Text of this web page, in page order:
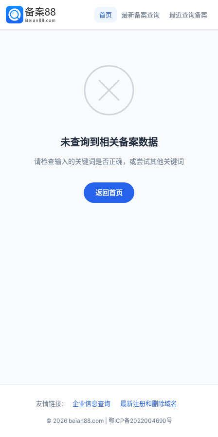
首页 最新备案查询 最近查询备案
未查询到相关备案数据
请检查输入的关键词是否正确，或尝试其他关键词
返回首页
友情链接： 企业信息查询 最新注册和删除域名
© 2026 beian88.com | 鄂ICP备2022004690号